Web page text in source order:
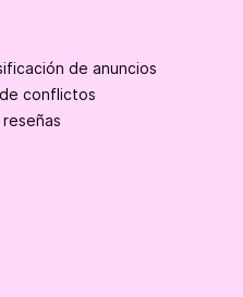
de anuncios
conflictos